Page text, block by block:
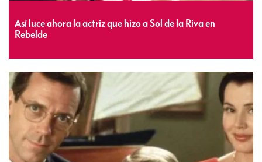
Así luce ahora la actriz que hizo a Sol de la Riva en
Rebelde